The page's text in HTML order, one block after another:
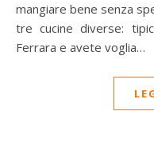
mangiare bene senza
tre cucine diverse:
Ferrara e avete voglia…